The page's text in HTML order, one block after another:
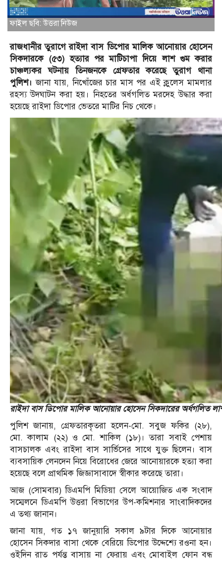
ফাইল ছবি: উত্তরা নিউজ
রাজধানীর তুরাগে রাইদা বাস ডিপোর মালিক আনোয়ার হোসেন
সিকদারকে (৫৩) হত্যার পর মাটিচাপা দিয়ে লাশ গুম করার
চাঞ্চল্যকর ঘটনায় তিনজনকে গ্রেফতার করেছে তুরাগ থানা
পুলিশ। জানা যায়, নিখোঁজের চার মাস পর এই ক্লুলেস মামলার
রহস্য উদঘাটন করা হয়। নিহতের অর্ধগলিত মরদেহ উদ্ধার করা
হয়েছে রাইদা ডিপোর ভেতরে মাটির নিচ থেকে।
রাইদা বাস ডিপোর মালিক আনোয়ার হোসেন সিকদারের অর্ধগলিত
পুলিশ জানায়, গ্রেফতারকৃতরা হলেন-মো. সবুজ ফকির (২৮),
মো. কালাম (২২) ও মো. শাকিল (১৮)। তারা সবাই পেশায়
বাসচালক এবং রাইদা বাস সার্ভিসের সাথে যুক্ত ছিলেন। বাস
ব্যবসায়িক লেনদেন নিয়ে বিরোধের জেরে আনোয়ারকে হত্যা করা
হয়েছে বলে প্রাথমিক জিজ্ঞাসাবাদে স্বীকার করেছে তারা।
আজ (সোমবার) ডিএমপি মিডিয়া সেলে আয়োজিত এক সংবাদ
সম্মেলনে ডিএমপি উত্তরা বিভাগের উপ-কমিশনার সাংবাদিকদের
এ তথ্য জানান।
জানা যায়, গত ১৭ জানুয়ারি সকাল ৯টার দিকে আনোয়ার
হোসেন সিকদার বাসা থেকে বেরিয়ে ডিপোর উদ্দেশ্যে রওনা হন।
ওইদিন রাত পর্যন্ত বাসায় না ফেরায় এবং মোবাইল ফোন বন্ধ